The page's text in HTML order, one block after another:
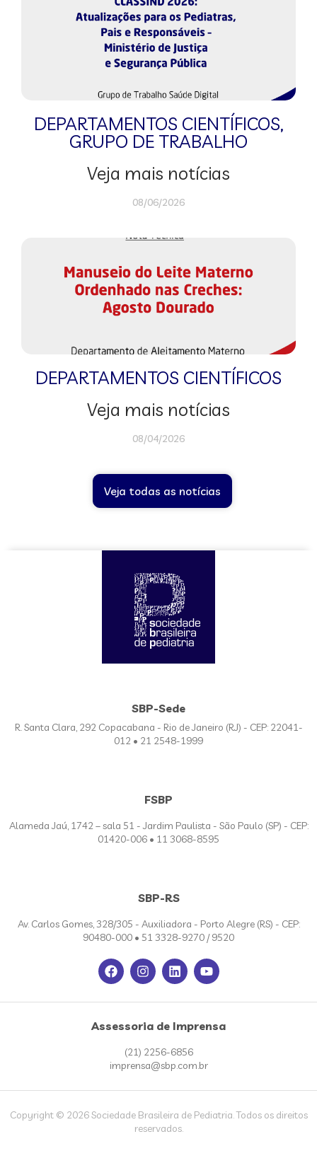
DEPARTAMENTOS CIENTÍFICOS,
GRUPO DE TRABALHO
Veja mais notícias
08/06/2026
DEPARTAMENTOS CIENTÍFICOS
Veja mais notícias
08/04/2026
Veja todas as notícias
SBP-Sede
R. Santa Clara, 292 Copacabana - Rio de Janeiro (RJ) - CEP: 22041-
012 • 21 2548-1999
FSBP
Alameda Jaú, 1742 – sala 51 - Jardim Paulista - São Paulo (SP) - CEP:
01420-006 • 11 3068-8595
SBP-RS
Av. Carlos Gomes, 328/305 - Auxiliadora - Porto Alegre (RS) - CEP:
90480-000 • 51 3328-9270 / 9520
Assessoria de Imprensa
(21) 2256-6856
imprensa@sbp.com.br
Copyright © 2026 Sociedade Brasileira de Pediatria. Todos os direitos
reservados.